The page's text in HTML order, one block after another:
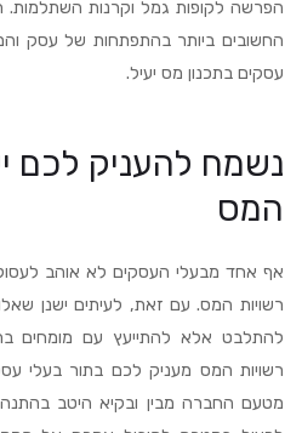
הפרשה לקופות גמל וקרנות
החשובים ביותר בהתפתחות של עסק
עסקים בתכנון מס יעיל.
נשמח להעניק לכם
המס
אף אחד מבעלי העסקים לא אוהב
רשויות המס. עם זאת, לעיתים ישנן
להתלבט אלא להתייעץ עם מומחים
רשויות המס מעניק לכם בתור בעלי
מטעם החברה מבין ובקיא היטב